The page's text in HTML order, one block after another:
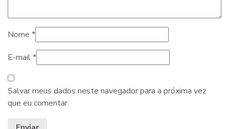
Nome *
E-mail*
Salvar meus dados neste navegador para a próxima vez
que eu comentar.